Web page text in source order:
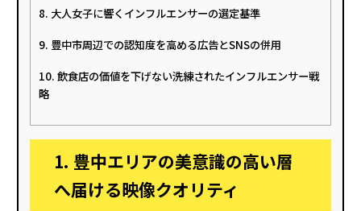
8. 大人女子に響くインフルエンサーの選定基準
9. 豊中市周辺での認知度を高める広告とSNSの併用
10. 飲食店の価値を下げない洗練されたインフルエンサー戦
略
1. 豊中エリアの美意識の高い層
へ届ける映像クオリティ